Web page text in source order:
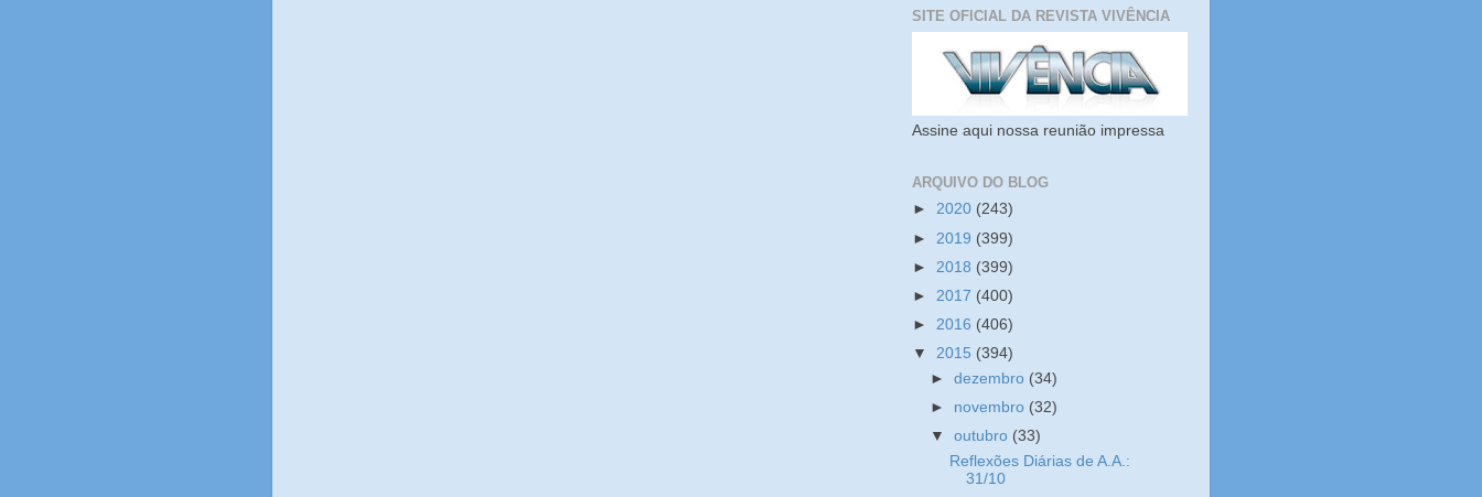
SITE OFICIAL DA REVISTA VIVÊNCIA
Assine aqui nossa reunião impressa
ARQUIVO DO BLOG
► 2020 (243)
► 2019 (399)
► 2018 (399)
► 2017 (400)
► 2016 (406)
▼ 2015 (394)
►dezembro (34)
► novembro (32)
▼outubro (33)
Reflexões Diárias de A.A.:
31/10